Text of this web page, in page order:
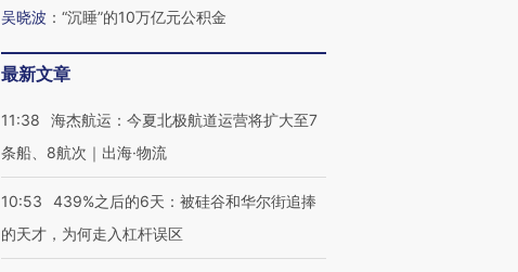
吴晓波 ： “沉睡”的10万亿元公积金
最新文章
11:38
海杰航运：今夏北极航道运营将扩大至7
条船、8航次｜出海·物流
10:53
439%之后的6天：被硅谷和华尔街追捧
的天才，为何走入杠杆误区